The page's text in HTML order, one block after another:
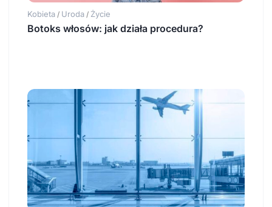
Kobieta / Uroda / Życie
Botoks włosów: jak działa procedura?